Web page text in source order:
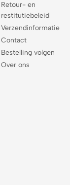
Retour- en
restitutiebeleid
Verzendinformatie
Contact
Bestelling volgen
Over ons